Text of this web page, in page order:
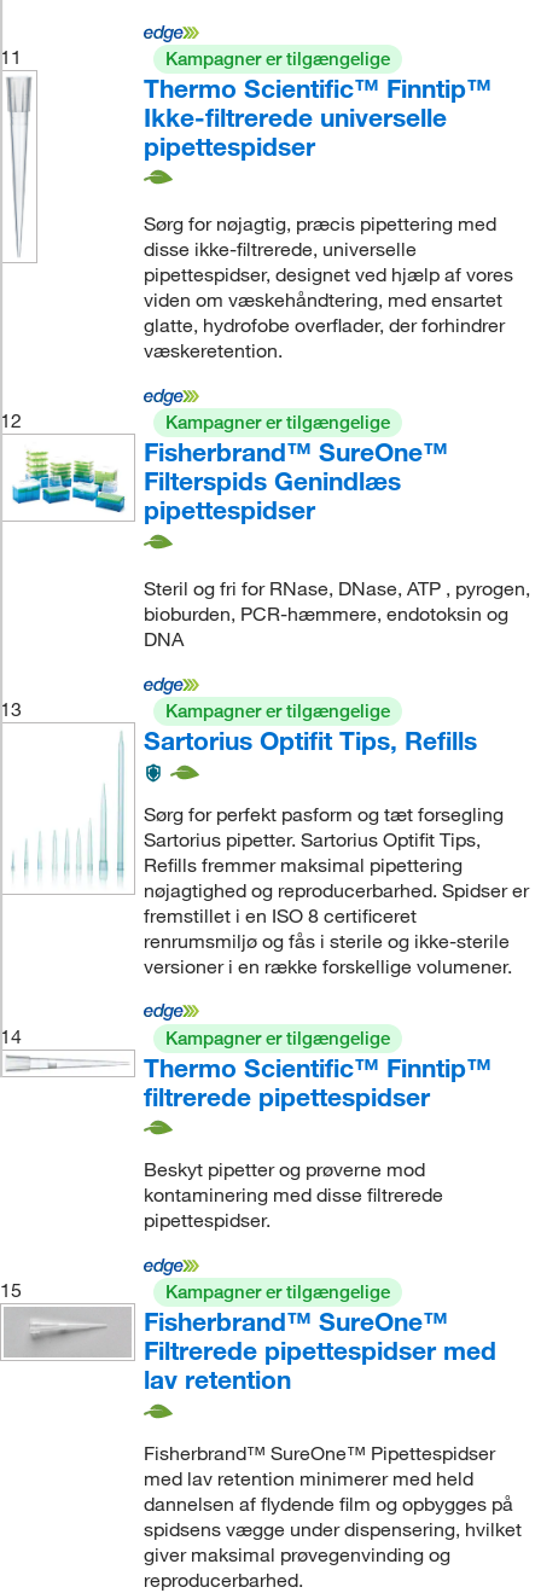
11 Kampagner er tilgængelige
Thermo Scientific™ Finntip™
Ikke-filtrerede universelle
pipettespidser
Sørg for nøjagtig, præcis pipettering med
disse ikke-filtrerede, universelle
pipettespidser, designet ved hjælp af vores
viden om væskehåndtering, med ensartet
glatte, hydrofobe overflader, der forhindrer
væskeretention.
12 Kampagner er tilgængelige
Fisherbrand™ SureOne™
Filterspids Genindlæs
pipettespidser
Steril og fri for RNase, DNase, ATP , pyrogen,
bioburden, PCR-hæmmere, endotoksin og
DNA
13 Kampagner er tilgængelige
Sartorius Optifit Tips, Refills
Sørg for perfekt pasform og tæt forsegling
Sartorius pipetter. Sartorius Optifit Tips,
Refills fremmer maksimal pipettering
nøjagtighed og reproducerbarhed. Spidser er
fremstillet i en ISO 8 certificeret
renrumsmiljø og fås i sterile og ikke-sterile
versioner i en række forskellige volumener.
14 Kampagner er tilgængelige
Thermo Scientific™ Finntip™
filtrerede pipettespidser
Beskyt pipetter og prøverne mod
kontaminering med disse filtrerede
pipettespidser.
15 Kampagner er tilgængelige
Fisherbrand™ SureOne™
Filtrerede pipettespidser med
lav retention
Fisherbrand™ SureOne™ Pipettespidser
med lav retention minimerer med held
dannelsen af flydende film og opbygges på
spidsens vægge under dispensering, hvilket
giver maksimal prøvegenvinding og
reproducerbarhed.